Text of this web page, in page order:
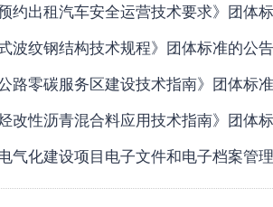
约出租汽车安全运营技术要求》团体
波纹钢结构技术规程》团体标准的公告
路零碳服务区建设技术指南》团体标
改性沥青混合料应用技术指南》团体
气化建设项目电子文件和电子档案管